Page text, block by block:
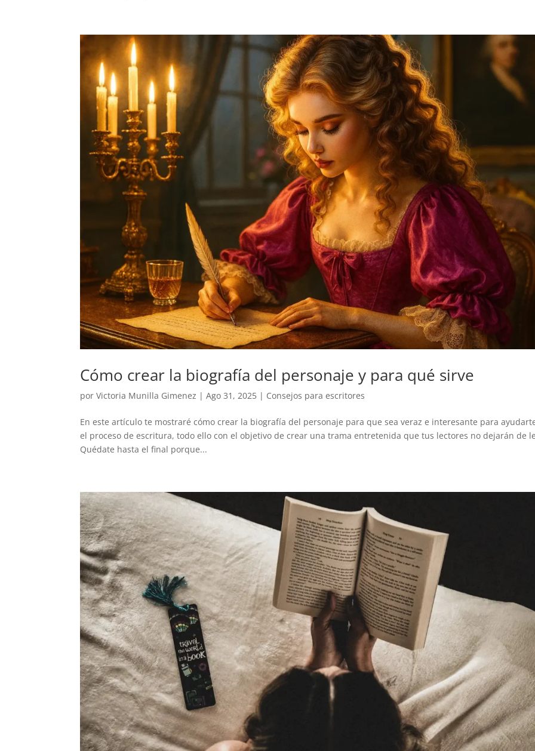
Cómo crear la biografía del personaje y para qué sirve
porVictoria Munilla Gimenez |Ago 31, 2025 | Consejos para escritores
En este artículo te mostraré cómo crear la biografía del personaje para que sea veraz e interesante para
el proceso de escritura, todo ello con el objetivo de crear una trama entretenida que tus lectores no dejarán de
Quédate hasta el final porque...